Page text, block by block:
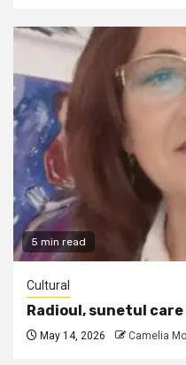
5 min read
Cultural
Radioul, sunetul
May 14, 2026 Camelia